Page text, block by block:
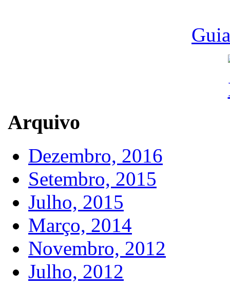
Arquivo
Dezembro, 2016
Setembro, 2015
Julho, 2015
Março, 2014
Novembro, 2012
Julho, 2012